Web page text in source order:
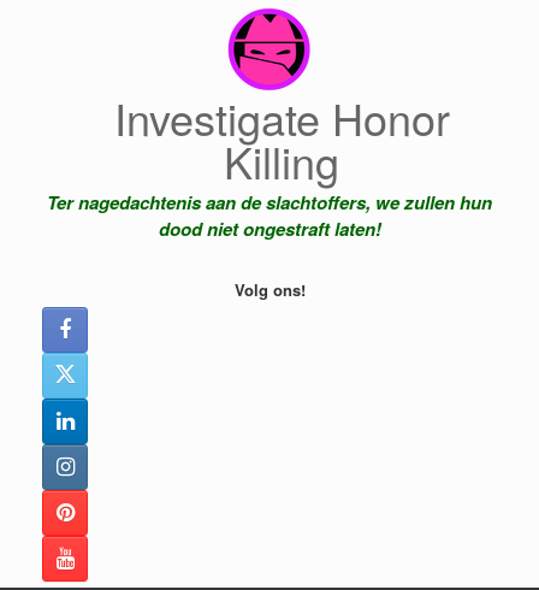
Investigate Honor
Killing
Ter nagedachtenis aan de slachtoffers, we zullen hun
dood niet ongestraft laten!
Volg ons!